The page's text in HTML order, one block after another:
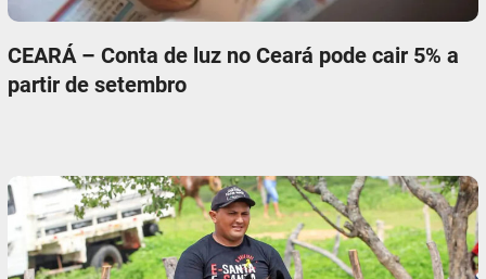
CEARÁ – Conta de luz no Ceará pode cair 5% a
partir de setembro